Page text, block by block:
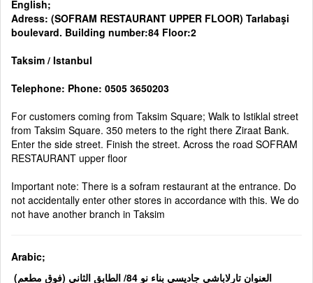
English;
Adress: (SOFRAM RESTAURANT UPPER FLOOR) Tarlabaşi
boulevard. Building number:84 Floor:2
Taksim / Istanbul
Telephone: Phone: 0505 3650203
For customers coming from Taksim Square; Walk to Istiklal street
from Taksim Square. 350 meters to the right there Ziraat Bank.
Enter the side street. Finish the street. Across the road SOFRAM
RESTAURANT upper floor
Important note: There is a sofram restaurant at the entrance. Do
not accidentally enter other stores in accordance with this. We do
not have another branch in Taksim
Arabic;
(العنوان تارلاباشي جاديسي بناء نو 84/ الطابق الثاني (فوق مطعم